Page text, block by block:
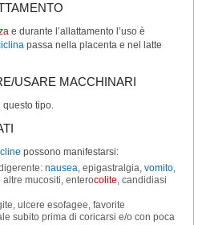
e durante l’allattamento l’uso è
passa nella placenta e nel latte
USARE MACCHINARI
tipo.
possono manifestarsi:
nausea , epigastralgia,vomito
altre mucositi, enterocolite , candidiasi
ulcere esofagee, favorite
subito prima di coricarsi e/o con poca